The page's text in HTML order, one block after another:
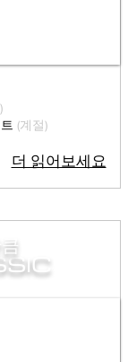
(계절)
더 읽어보세요